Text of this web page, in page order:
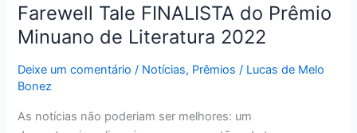
Farewell Tale FINALISTA do Prêmio
Minuano de Literatura 2022
Deixe um comentário / Notícias, Prêmios / Lucas de Melo
Bonez
As notícias não poderiam ser melhores: um